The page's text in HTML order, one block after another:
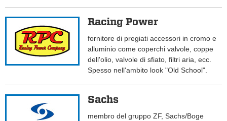
Racing Power
fornitore di pregiati accessori in cromo e
alluminio come coperchi valvole, coppe
dell'olio, valvole di sfiato, filtri aria, ecc.
Spesso nell'ambito look "Old School".
Sachs
membro del gruppo ZF, Sachs/Boge